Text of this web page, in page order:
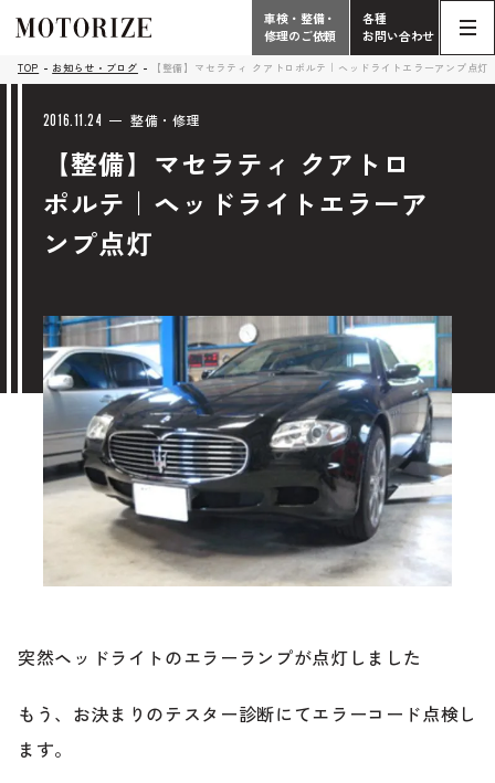
こだわり
輸入車買取査定依頼
車検・整備・修理のご依頼
中古車探しのご依頼/その他
お問い合わせフォーム
ブランド紹介
ケータハム岐阜
Phone
電話受付時間 10:00 - 18:30（月曜定休）
お問い合わせ総合
058-247-8001
タップで電話がかかります
Contact Form
24時間受付対応の
お問い合わせフォームはこちら
買取査定のご依頼
Contact
車検・整備・
修理のご依頼
各種
お問い合わせ
TOP お知らせ・ブログ 【整備】マセラティ クアトロポルテ｜ヘッドライトエラーアンプ点灯
2016.11.24 整備・修理
【整備】マセラティ クアトロ
ポルテ｜ヘッドライトエラーア
ンプ点灯
突然ヘッドライトのエラーランプが点灯しました
もう、お決まりのテスター診断にてエラーコード点検し
ます。